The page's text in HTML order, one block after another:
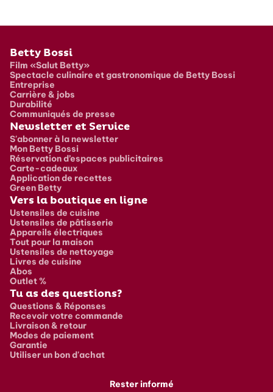
Pied de page
Betty Bossi
Film «Salut Betty»
Spectacle culinaire et gastronomique de Betty Bossi
Entreprise
Carrière & jobs
Durabilité
Communiqués de presse
Newsletter et Service
S'abonner à la newsletter
Mon Betty Bossi
Réservation d’espaces publicitaires
Carte-cadeaux
Application de recettes
Green Betty
Vers la boutique en ligne
Ustensiles de cuisine
Ustensiles de pâtisserie
Appareils électriques
Tout pour la maison
Ustensiles de nettoyage
Livres de cuisine
Abos
Outlet %
Tu as des questions?
Questions & Réponses
Recevoir votre commande
Livraison & retour
Modes de paiement
Garantie
Utiliser un bon d'achat
Rester informé